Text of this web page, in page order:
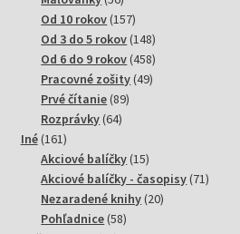
produktov
Od 10 rokov 157157
produktov
Od 3 do 5 rokov 148148
produktov
Od 6 do 9 rokov 458458
produktov
Pracovné zošity 4949
Prvé čítanie 8989
Rozprávky 6464
Iné 161161
produktov
Akciové balíčky 1515
produktov
Akciové balíčky - časopisy 7171
Nezaradené knihy 2020
Pohľadnice 5858